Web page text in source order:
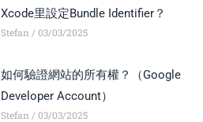
Xcode里設定Bundle Identifier？
Stefan 03/03/2025
如何驗證網站的所有權？（Google
Developer Account）
Stefan 03/03/2025